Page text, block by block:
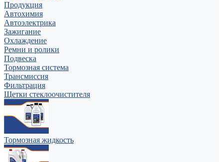
Продукция
Автохимия
Автоэлектрика
Зажигание
Охлаждение
Ремни и ролики
Подвеска
Тормозная система
Трансмиссия
Фильтрация
Щетки стеклоочистителя
Тормозная жидкость